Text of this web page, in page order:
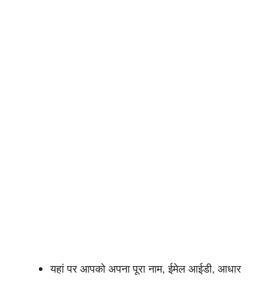
यहां पर आपको अपना पूरा नाम, ईमेल आईडी, आधार